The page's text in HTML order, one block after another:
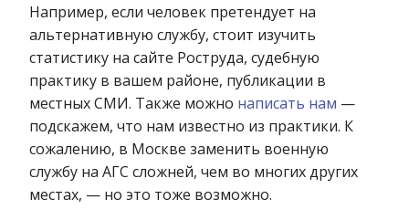
Например, если человек претендует на
альтернативную службу, стоит изучить
статистику на сайте Роструда, судебную
практику в вашем районе, публикации в
местных СМИ. Также можно написать нам —
подскажем, что нам известно из практики. К
сожалению, в Москве заменить военную
службу на АГС сложней, чем во многих других
местах, — но это тоже возможно.